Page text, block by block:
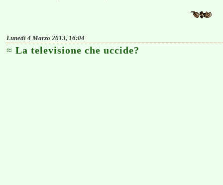
Lunedì 4 Marzo 2013, 16:04
La televisione che uccide?